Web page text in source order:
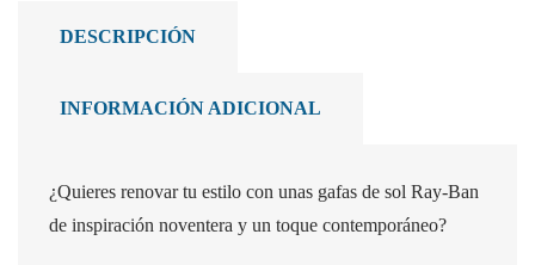
DESCRIPCIÓN
INFORMACIÓN ADICIONAL
¿Quieres renovar tu estilo con unas gafas de sol Ray-Ban
de inspiración noventera y un toque contemporáneo?